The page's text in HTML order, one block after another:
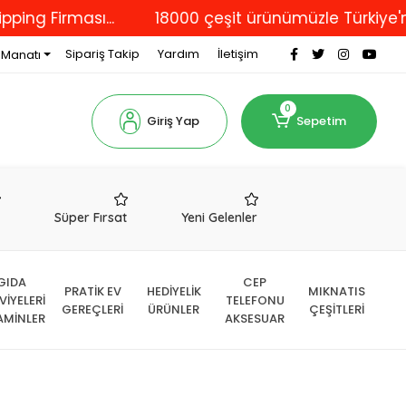
18000 çeşit ürünümüzle Türkiye'nin
Sipariş Takip Yardım İletişim
Giriş Yap
0
Sepetim
Süper Fırsat Yeni Gelenler
PRATİK EV
GEREÇLERİ
HEDİYELİK
ÜRÜNLER
CEP
TELEFONU
AKSESUAR
MIKNATIS
ÇEŞİTLERİ